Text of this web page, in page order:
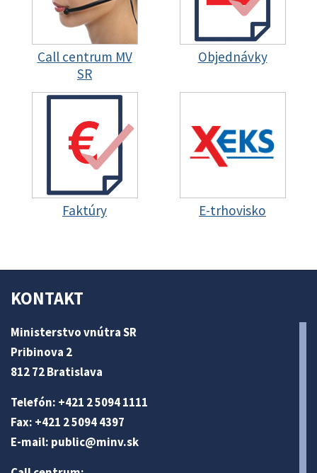
Call centrum MV
SR
Objednávky
Faktúry E-trhovisko
KONTAKT
Ministerstvo vnútra SR
Pribinova 2
812 72 Bratislava
Telefón: +421 2 5094 1111
Fax: +421 2 5094 4397
E-mail: public@minv.sk